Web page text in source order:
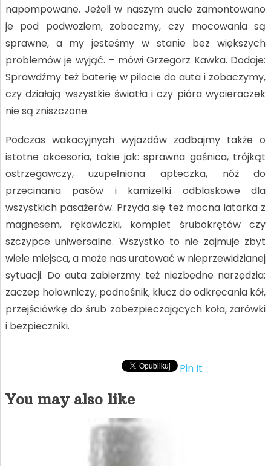
napompowane. Jeżeli w naszym aucie zamontowano
je pod podwoziem, zobaczmy, czy mocowania są
sprawne, a my jesteśmy w stanie bez większych
problemów je wyjąć. – mówi Grzegorz Kawka. Dodaje:
Sprawdźmy też baterię w pilocie do auta i zobaczymy,
czy działają wszystkie światła i czy pióra wycieraczek
nie są zniszczone.
Podczas wakacyjnych wyjazdów zadbajmy także o
istotne akcesoria, takie jak: sprawna gaśnica, trójkąt
ostrzegawczy, uzupełniona apteczka, nóż do
przecinania pasów i kamizelki odblaskowe dla
wszystkich pasażerów. Przyda się też mocna latarka z
magnesem, rękawiczki, komplet śrubokrętów czy
szczypce uniwersalne. Wszystko to nie zajmuje zbyt
wiele miejsca, a może nas uratować w nieprzewidzianej
sytuacji. Do auta zabierzmy też niezbędne narzędzia:
zaczep holowniczy, podnośnik, klucz do odkręcania kół,
przejściówkę do śrub zabezpieczających koła, żarówki
i bezpieczniki.
Pin It
You may also like